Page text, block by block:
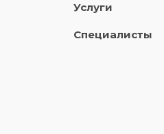
Услуги
Специалисты